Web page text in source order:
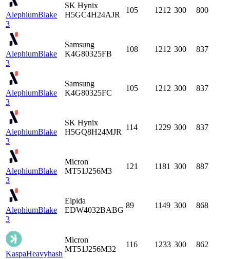
AlephiumBlake
3
SK Hynix
H5GC4H24AJR
105 1212 300 800
AlephiumBlake
3
Samsung
K4G80325FB
108 1212 300 837
AlephiumBlake
3
Samsung
K4G80325FC
105 1212 300 837
AlephiumBlake
3
SK Hynix
H5GQ8H24MJR
114 1229 300 837
AlephiumBlake
3
Micron
MT51J256M3
121 1181 300 887
AlephiumBlake
3
Elpida
EDW4032BABG
89 1149 300 868
KaspaHeavyhash
Micron
MT51J256M32
116 1233 300 862